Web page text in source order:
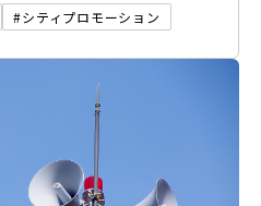
#シティプロモーション